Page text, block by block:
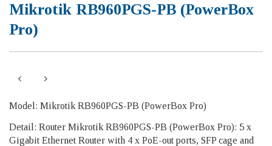
Mikrotik RB960PGS-PB (PowerBox
Pro)
Model: Mikrotik RB960PGS-PB (PowerBox Pro)
Detail: Router Mikrotik RB960PGS-PB (PowerBox Pro): 5 x
Gigabit Ethernet Router with 4 x PoE-out ports, SFP cage and